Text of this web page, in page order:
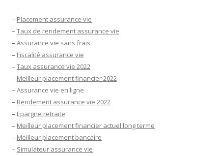
– Placement assurance vie
– Taux de rendement assurance vie
– Assurance vie sans frais
– Fiscalité assurance vie
– Taux assurance vie 2022
– Meilleur placement financier 2022
– Assurance vie en ligne
– Rendement assurance vie 2022
– Epargne retraite
– Meilleur placement financier actuel long terme
– Meilleur placement bancaire
– Simulateur assurance vie